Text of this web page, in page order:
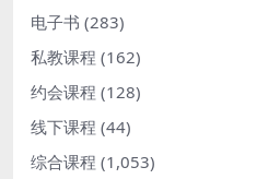
电子书 (283)
私教课程 (162)
约会课程 (128)
线下课程 (44)
综合课程 (1,053)